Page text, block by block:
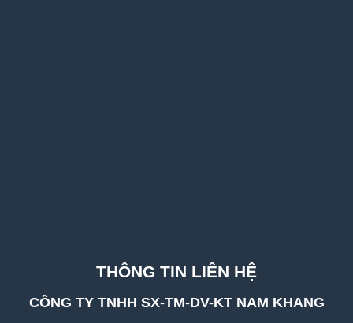
THÔNG TIN LIÊN HỆ
CÔNG TY TNHH SX-TM-DV-KT NAM KHANG